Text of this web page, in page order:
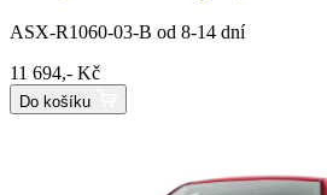
ASX-R1060-03-B od 8-14 dní
11 694,- Kč
Do košíku